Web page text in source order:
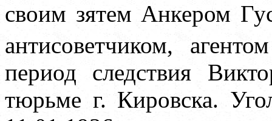
своим зятем Анкером
антисоветчиком,
период следствия
тюрьме г. Кировска.